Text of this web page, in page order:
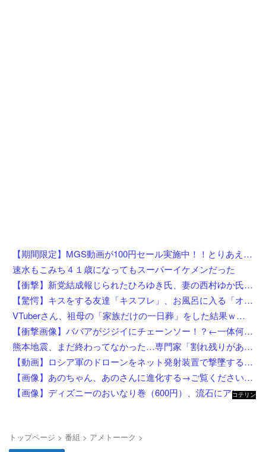
【期間限定】MGS動画が100円セール実施中！！とりあえず全部買うやろｗｗｗｗｗ
速水もこみち４１歳になってもスーパーイケメンだった
【衝撃】新党結成報じられたひろゆき氏、妻の西村ゆか氏がＸで激怒してしまうw w w w w w w w w
【驚愕】キスをする友達「キスフレ」、お風呂に入る「オフレ」、添い寝の「ソフレ」… Z世代が恋人ではなく「〇〇フレ」を選ぶ理由がこちらw w w w w w w w
VTuberさん、祖母の「家族だけの一日葬」をした結果ｗｗｗｗｗｗｗ
【衝撃画像】ババアがジジイにチェーンソー！？←一体何があったんやコレw w w w w w w w w
熊本地震、まだ終わってなかった…専門家「割れ残りがある」「再び大地震の可能性」
【動画】ロシア軍のドローンをネット発射装置で撃墜するウクライナ。
【画像】あのちゃん、あのさんに進化する→ご覧くださいw w w w w w w w
【画像】ディズニーのおいなり巻（600円）、流石にアレすぎて賛否両論の大炎上をしてしまうw w w w w w w
コテリン
トップページ > 番組 > アメトーーク >